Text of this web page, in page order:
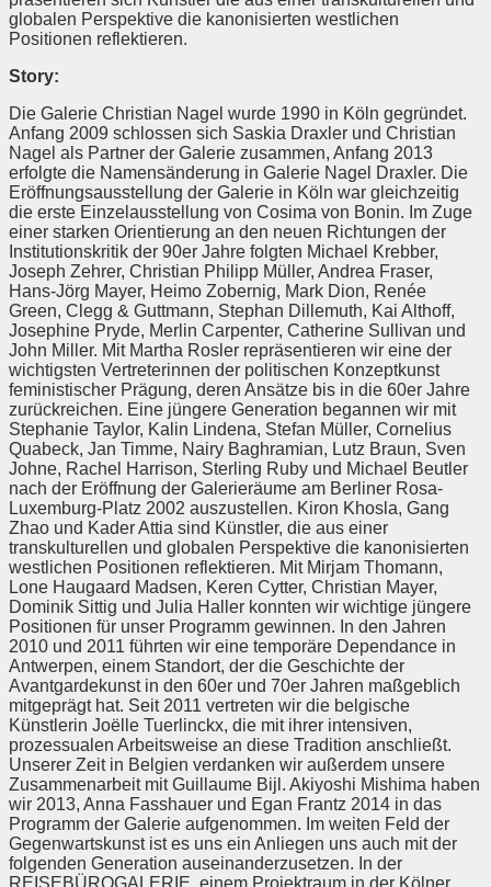
globalen Perspektive die kanonisierten westlichen
Positionen reflektieren.
Story:
Die Galerie Christian Nagel wurde 1990 in Köln gegründet.
Anfang 2009 schlossen sich Saskia Draxler und Christian
Nagel als Partner der Galerie zusammen, Anfang 2013
erfolgte die Namensänderung in Galerie Nagel Draxler. Die
Eröffnungsausstellung der Galerie in Köln war gleichzeitig
die erste Einzelausstellung von Cosima von Bonin. Im Zuge
einer starken Orientierung an den neuen Richtungen der
Institutionskritik der 90er Jahre folgten Michael Krebber,
Joseph Zehrer, Christian Philipp Müller, Andrea Fraser,
Hans-Jörg Mayer, Heimo Zobernig, Mark Dion, Renée
Green, Clegg & Guttmann, Stephan Dillemuth, Kai Althoff,
Josephine Pryde, Merlin Carpenter, Catherine Sullivan und
John Miller. Mit Martha Rosler repräsentieren wir eine der
wichtigsten Vertreterinnen der politischen Konzeptkunst
feministischer Prägung, deren Ansätze bis in die 60er Jahre
zurückreichen. Eine jüngere Generation begannen wir mit
Stephanie Taylor, Kalin Lindena, Stefan Müller, Cornelius
Quabeck, Jan Timme, Nairy Baghramian, Lutz Braun, Sven
Johne, Rachel Harrison, Sterling Ruby und Michael Beutler
nach der Eröffnung der Galerieräume am Berliner Rosa-
Luxemburg-Platz 2002 auszustellen. Kiron Khosla, Gang
Zhao und Kader Attia sind Künstler, die aus einer
transkulturellen und globalen Perspektive die kanonisierten
westlichen Positionen reflektieren. Mit Mirjam Thomann,
Lone Haugaard Madsen, Keren Cytter, Christian Mayer,
Dominik Sittig und Julia Haller konnten wir wichtige jüngere
Positionen für unser Programm gewinnen. In den Jahren
2010 und 2011 führten wir eine temporäre Dependance in
Antwerpen, einem Standort, der die Geschichte der
Avantgardekunst in den 60er und 70er Jahren maßgeblich
mitgeprägt hat. Seit 2011 vertreten wir die belgische
Künstlerin Joëlle Tuerlinckx, die mit ihrer intensiven,
prozessualen Arbeitsweise an diese Tradition anschließt.
Unserer Zeit in Belgien verdanken wir außerdem unsere
Zusammenarbeit mit Guillaume Bijl. Akiyoshi Mishima haben
wir 2013, Anna Fasshauer und Egan Frantz 2014 in das
Programm der Galerie aufgenommen. Im weiten Feld der
Gegenwartskunst ist es uns ein Anliegen uns auch mit der
folgenden Generation auseinanderzusetzen. In der